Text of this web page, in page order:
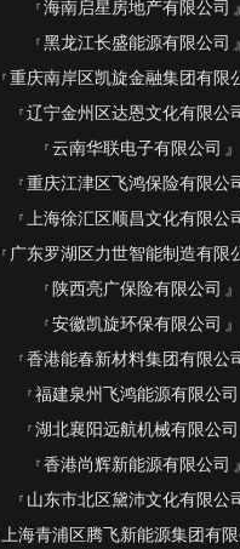
海南启星房地产有限公司
黑龙江长盛能源有限公司
重庆南岸区凯旋金融集团有限
辽宁金州区达恩文化有限公
云南华联电子有限公司
重庆江津区飞鸿保险有限公
上海徐汇区顺昌文化有限公
广东罗湖区力世智能制造有限
陕西亮广保险有限公司
安徽凯旋环保有限公司
香港能春新材料集团有限公
福建泉州飞鸿能源有限公司
湖北襄阳远航机械有限公司
香港尚辉新能源有限公司
山东市北区黛沛文化有限公
上海青浦区腾飞新能源集团有限